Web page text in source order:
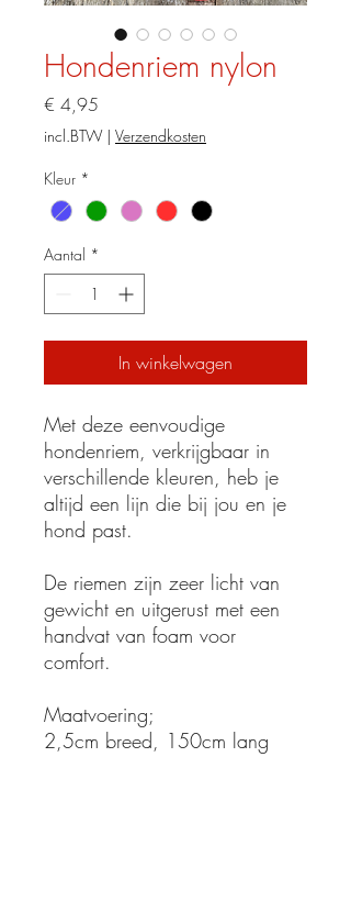
Hondenriem nylon
€ 4,95
incl.BTW | Verzendkosten
Kleur *
Aantal *
In winkelwagen
Met deze eenvoudige
hondenriem, verkrijgbaar in
verschillende kleuren, heb je
altijd een lijn die bij jou en je
hond past.
De riemen zijn zeer licht van
gewicht en uitgerust met een
handvat van foam voor
comfort.
Maatvoering;
2,5cm breed, 150cm lang